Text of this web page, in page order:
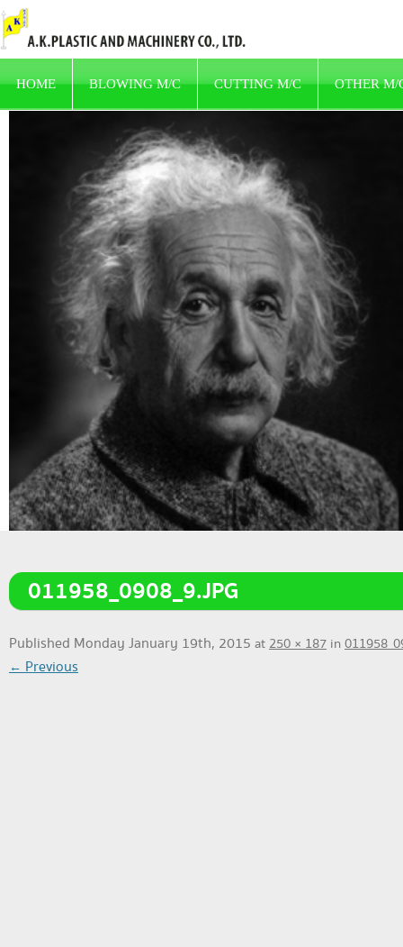
HOME BLOWING M/C CUTTING M/C OTHER M/
011958_0908_9.JPG
Published Monday January 19th, 2015 at250 × 187 in
← Previous